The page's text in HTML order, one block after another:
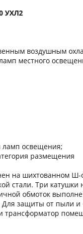
УХЛ2
воздушным
местного
ламп освещения;
размещения
на шихтованном Ш-
стали. Три
обмоток
Для защиты от пыли и
трансформатор